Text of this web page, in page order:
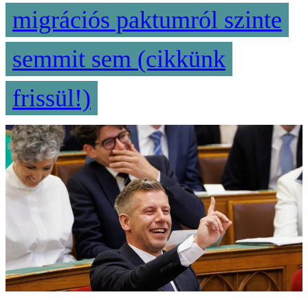
migrációs paktumról szinte
semmit sem (cikkünk
frissül!)